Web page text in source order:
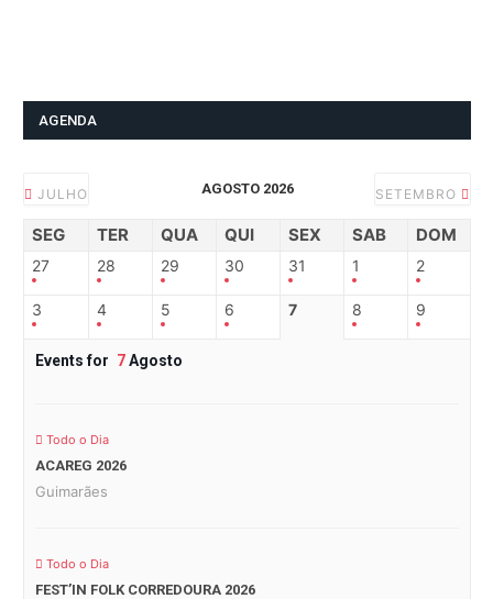
AGENDA
JULHO AGOSTO 2026 SETEMBRO
SEG TER QUA QUI SEX SAB DOM
27 28 29 30 31 1 2
3 4 5 6 7 8 9
Events for 7Agosto
Todo o Dia
ACAREG 2026
Guimarães
Todo o Dia
FEST’IN FOLK CORREDOURA 2026